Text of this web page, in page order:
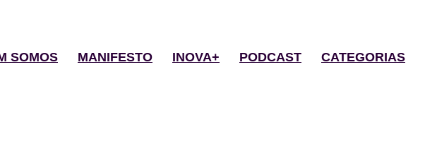
SOMOS MANIFESTO INOVA+ PODCAST CATEGORIAS